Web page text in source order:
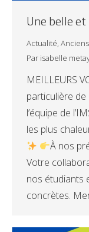
Une belle
Actualité,
Par isabelle
MEILLEURS
particulière
l’équipe de
les plus
À nos
Votre
nos étudiants
concrètes.